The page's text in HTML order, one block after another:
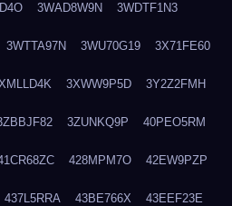
3WAD8W9N 3WDTF1N3
3WTTA97N 3WU70G19 3X71FE60
3XWW9P5D 3Y2Z2FMH
3ZUNKQ9P 40PEO5RM
428MPM7O 42EW9PZP
437L5RRA 43BE766X 43EEF23E